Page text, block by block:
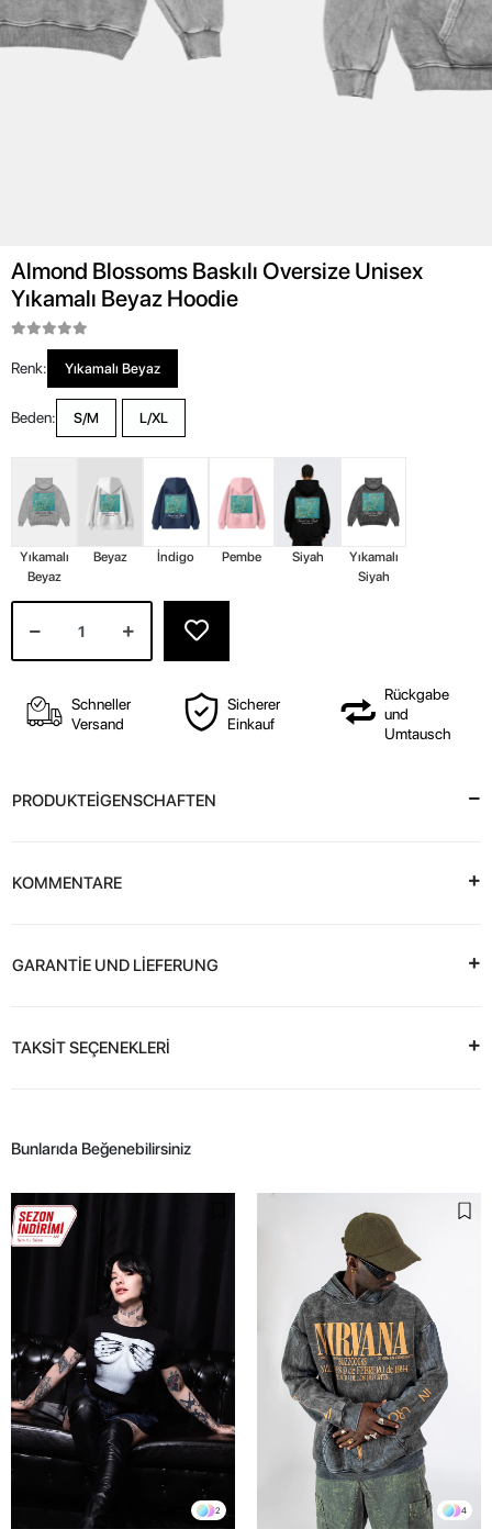
Almond Blossoms Baskılı Oversize Unisex
Yıkamalı Beyaz Hoodie
Renk: Yıkamalı Beyaz
Beden: S/M L/XL
Yıkamalı
Beyaz
Beyaz İndigo Pembe Siyah
Yıkamalı
Siyah
Schneller
Versand
Sicherer
Einkauf
Rückgabe
und
Umtausch
PRODUKTEİGENSCHAFTEN
KOMMENTARE
GARANTİE UND LİEFERUNG
TAKSİT SEÇENEKLERİ
Bunlarıda Beğenebilirsiniz
2 4